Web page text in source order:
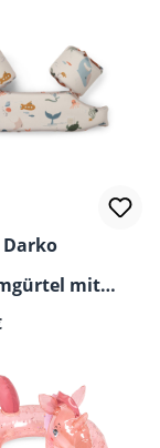
5 Sternen
mit